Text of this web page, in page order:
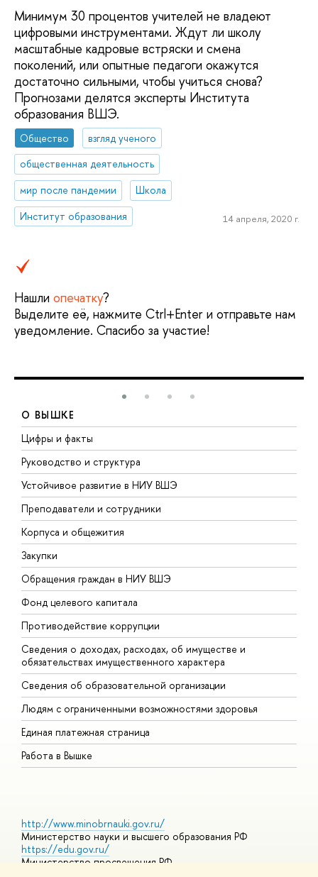
Минимум 30 процентов учителей не владеют
цифровыми инструментами. Ждут ли школу
масштабные кадровые встряски и смена
поколений, или опытные педагоги окажутся
достаточно сильными, чтобы учиться снова?
Прогнозами делятся эксперты Института
образования ВШЭ.
Общество
взгляд ученого
общественная деятельность
мир после пандемии
Школа
Институт образования
14 апреля, 2020 г.
Нашли опечатку?
Выделите её, нажмите Ctrl+Enter и отправьте нам
уведомление. Спасибо за участие!
О ВЫШКЕ
Цифры и факты
Руководство и структура
Устойчивое развитие в НИУ ВШЭ
Преподаватели и сотрудники
Корпуса и общежития
Закупки
Обращения граждан в НИУ ВШЭ
Фонд целевого капитала
Противодействие коррупции
Сведения о доходах, расходах, об имуществе и
обязательствах имущественного характера
Сведения об образовательной организации
Людям с ограниченными возможностями здоровья
Единая платежная страница
Работа в Вышке
http://www.minobrnauki.gov.ru/
Министерство науки и высшего образования РФ
https://edu.gov.ru/
Министерство просвещения РФ